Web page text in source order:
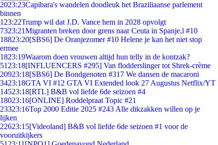
2023:23Capibara's wandelen doodleuk het Braziliaanse parlement
binnen
1 23:22Trump wil dat J.D. Vance hem in 2028 opvolgt
7323:21Migranten breken door grens naar Ceuta in Spanje,l #10
18823:20[SBS6] De Oranjezomer #10 Helene je kan het niet stop
ermee
1823:19Waarom doen vrouwen altijd hun telly in de kontzak?
51 23:18[INFLUENCERS #295] Van flodderslinger tot Shrek-crème
20923:18[SBS6] De Bondgenoten #317 We dansen de macaroni
3423:18GTA VI #12 GTA VI Extended look 27 Augustus Netflix/YT
14523:18[RTL] B&B vol liefde 6de seizoen #4
18023:16[ONLINE] Roddelpraat Topic #21
23323:16Top 2000 Editie 2025 #243 Alle dikzakken willen op je
lijken
22623:15[Videoland] B&B vol liefde 6de seizoen #1 voor de
vooruitkijkers